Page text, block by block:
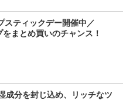
スティックデー開催中／
まとめ買いのチャンス！
成分を封じ込め、リッチなツ